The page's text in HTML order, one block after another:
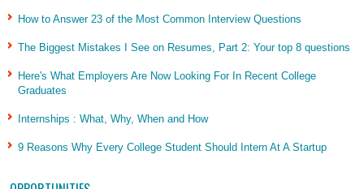
How to Answer 23 of the Most Common Interview Questions
The Biggest Mistakes I See on Resumes, Part 2: Your top 8 questions
Here's What Employers Are Now Looking For In Recent College
Graduates
Internships : What, Why, When and How
9 Reasons Why Every College Student Should Intern At A Startup